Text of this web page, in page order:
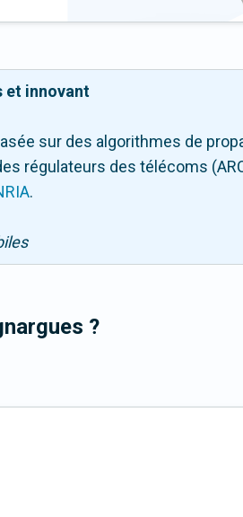
et innovant
sur des algorithmes de
régulateurs des télécoms
.
?